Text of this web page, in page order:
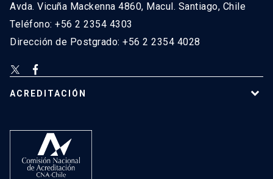
Avda. Vicuña Mackenna 4860, Macul. Santiago, Chile
Teléfono: +56 2 2354 4303
Dirección de Postgrado: +56 2 2354 4028
ACREDITACIÓN